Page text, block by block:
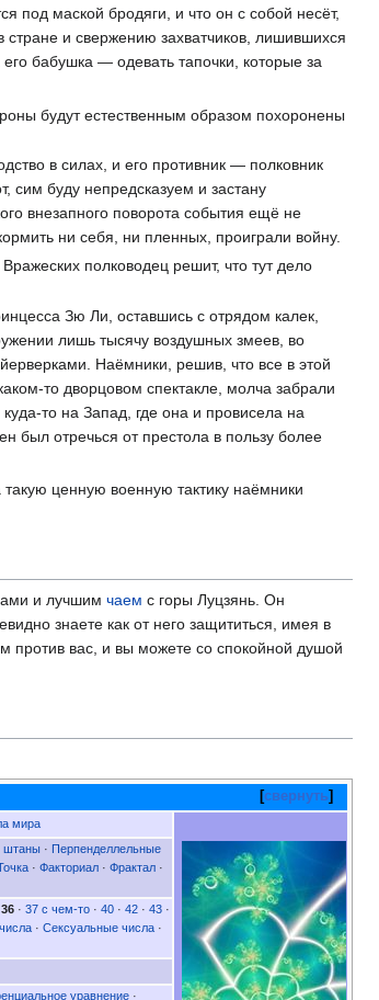
под маской бродяги, и что он с собой несёт,
стране и свержению захватчиков, лишившихся
бабушка — одевать тапочки, которые за
будут естественным образом похоронены
в силах, и его противник — полковник
сим буду непредсказуем и застану
внезапного поворота события ещё не
ни себя, ни пленных, проиграли войну.
полководец решит, что тут дело
Зю Ли, оставшись с отрядом калек,
лишь тысячу воздушных змеев, во
Наёмники, решив, что все в этой
то дворцовом спектакле, молча забрали
то на Запад, где она и провисела на
был отречься от престола в пользу более
ценную военную тактику наёмники
и лучшим чаем с горы Луцзянь. Он
знаете как от него защититься, имея в
против вас, и вы можете со спокойной душой
свернуть
мира
штаны · Перпенделлельные
· Факториал· Фрактал·
36 · 37 с чем-то · 40 · 42 · 43 ·
· Сексуальные числа·
уравнение·